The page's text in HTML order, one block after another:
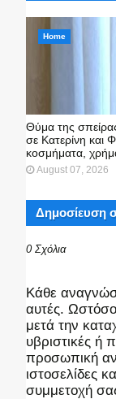
Home
Θύμα της
σε Κατερίνη και
κοσμήματα,
August 07, 2026
Δημοσίευση
0 Σχόλια
Kάθε
αυτές. Ωστόσο
μετά την
υβριστικές ή
προσωπική
ιστοσελίδες
συμμετοχή